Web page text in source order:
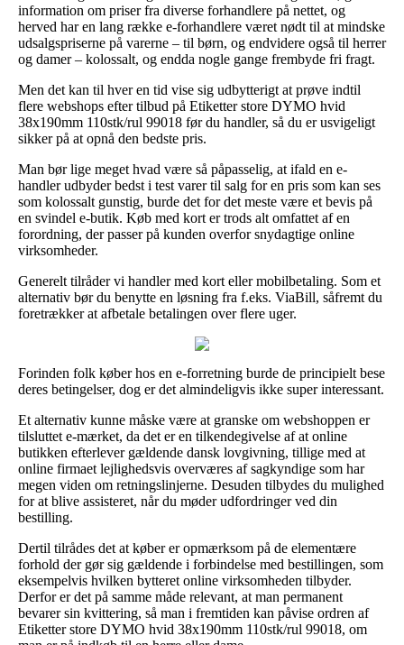
information om priser fra diverse forhandlere på nettet, og
herved har en lang række e-forhandlere været nødt til at mindske
udsalgspriserne på varerne – til børn, og endvidere også til herrer
og damer – kolossalt, og endda nogle gange frembyde fri fragt.
Men det kan til hver en tid vise sig udbytterigt at prøve indtil
flere webshops efter tilbud på Etiketter store DYMO hvid
38x190mm 110stk/rul 99018 før du handler, så du er usvigeligt
sikker på at opnå den bedste pris.
Man bør lige meget hvad være så påpasselig, at ifald en e-
handler udbyder bedst i test varer til salg for en pris som kan ses
som kolossalt gunstig, burde det for det meste være et bevis på
en svindel e-butik. Køb med kort er trods alt omfattet af en
forordning, der passer på kunden overfor snydagtige online
virksomheder.
Generelt tilråder vi handler med kort eller mobilbetaling. Som et
alternativ bør du benytte en løsning fra f.eks. ViaBill, såfremt du
foretrækker at afbetale betalingen over flere uger.
Forinden folk køber hos en e-forretning burde de principielt bese
deres betingelser, dog er det almindeligvis ikke super interessant.
Et alternativ kunne måske være at granske om webshoppen er
tilsluttet e-mærket, da det er en tilkendegivelse af at online
butikken efterlever gældende dansk lovgivning, tillige med at
online firmaet lejlighedsvis overværes af sagkyndige som har
megen viden om retningslinjerne. Desuden tilbydes du mulighed
for at blive assisteret, når du møder udfordringer ved din
bestilling.
Dertil tilrådes det at køber er opmærksom på de elementære
forhold der gør sig gældende i forbindelse med bestillingen, som
eksempelvis hvilken bytteret online virksomheden tilbyder.
Derfor er det på samme måde relevant, at man permanent
bevarer sin kvittering, så man i fremtiden kan påvise ordren af
Etiketter store DYMO hvid 38x190mm 110stk/rul 99018, om